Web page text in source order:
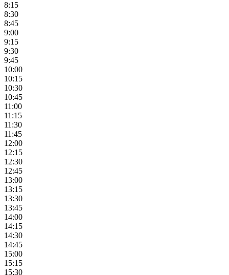
8:15
8:30
8:45
9:00
9:15
9:30
9:45
10:00
10:15
10:30
10:45
11:00
11:15
11:30
11:45
12:00
12:15
12:30
12:45
13:00
13:15
13:30
13:45
14:00
14:15
14:30
14:45
15:00
15:15
15:30